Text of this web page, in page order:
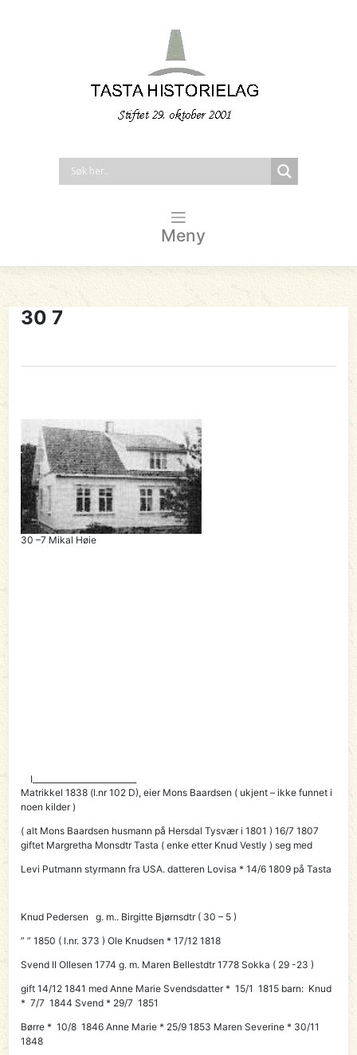
Meny
30 7
30 –7 Mikal Høie
I__________________________
Matrikkel 1838 (l.nr 102 D), eier Mons Baardsen ( ukjent – ikke funnet i
noen kilder )
( alt Mons Baardsen husmann på Hersdal Tysvær i 1801 ) 16/7 1807
giftet Margretha Monsdtr Tasta ( enke etter Knud Vestly ) seg med
Levi Putmann styrmann fra USA. datteren Lovisa * 14/6 1809 på Tasta
Knud Pedersen g. m.. Birgitte Bjørnsdtr ( 30 – 5 )
” ” 1850 ( l.nr. 373 )Ole Knudsen* 17/12 1818
Svend II Ollesen 1774 g. m. Maren Bellestdtr 1778 Sokka ( 29 -23 )
gift 14/12 1841 med Anne Marie Svendsdatter * 15/1 1815 barn: Knud
* 7/7 1844 Svend * 29/7 1851
Børre * 10/8 1846 Anne Marie * 25/9 1853 Maren Severine * 30/11
1848